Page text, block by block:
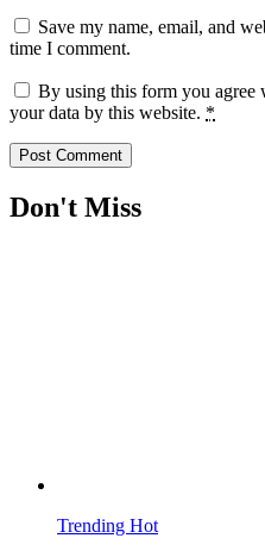
Save my name, email, and
time I comment.
By using this form you agree
your data by this website. *
Don't Miss
Trending Hot